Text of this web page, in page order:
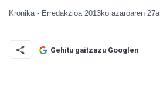
Kronika - Erredakzioa 2013ko azaroaren 27a
Gehitu gaitzazu Googlen